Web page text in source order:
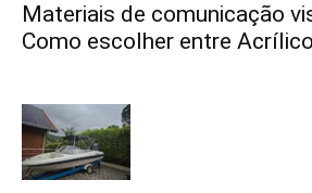
Materiais de comunicação
Como escolher entre